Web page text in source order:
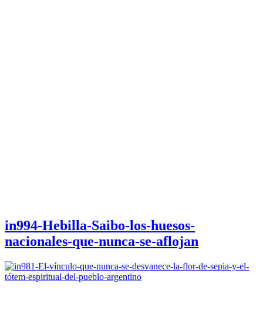
in994-Hebilla-Saibo-los-huesos-
nacionales-que-nunca-se-aflojan